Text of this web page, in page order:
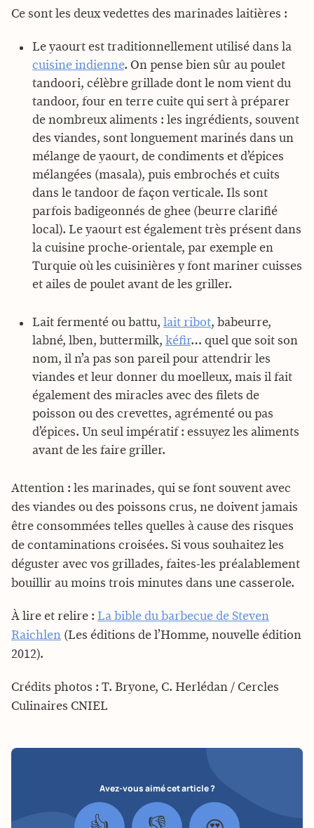
Ce sont les deux vedettes des marinades laitières :
Le yaourt est traditionnellement utilisé dans la
cuisine indienne. On pense bien sûr au poulet
tandoori, célèbre grillade dont le nom vient du
tandoor, four en terre cuite qui sert à préparer
de nombreux aliments : les ingrédients, souvent
des viandes, sont longuement marinés dans un
mélange de yaourt, de condiments et d’épices
mélangées (masala), puis embrochés et cuits
dans le tandoor de façon verticale. Ils sont
parfois badigeonnés de ghee (beurre clarifié
local). Le yaourt est également très présent dans
la cuisine proche-orientale, par exemple en
Turquie où les cuisinières y font mariner cuisses
et ailes de poulet avant de les griller.
Lait fermenté ou battu, lait ribot, babeurre,
labné, lben, buttermilk, kéfir… quel que soit son
nom, il n’a pas son pareil pour attendrir les
viandes et leur donner du moelleux, mais il fait
également des miracles avec des filets de
poisson ou des crevettes, agrémenté ou pas
d’épices. Un seul impératif : essuyez les aliments
avant de les faire griller.
Attention : les marinades, qui se font souvent avec
des viandes ou des poissons crus, ne doivent jamais
être consommées telles quelles à cause des risques
de contaminations croisées. Si vous souhaitez les
déguster avec vos grillades, faites-les préalablement
bouillir au moins trois minutes dans une casserole.
À lire et relire : La bible du barbecue de Steven
Raichlen (Les éditions de l’Homme, nouvelle édition
2012).
Crédits photos : T. Bryone, C. Herlédan / Cercles
Culinaires CNIEL
Avez-vous aimé cet article ?